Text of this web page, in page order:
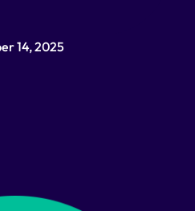
14, 2025